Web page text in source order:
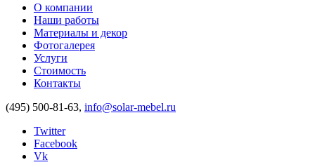
О компании
Наши работы
Материалы и декор
Фотогалерея
Услуги
Стоимость
Контакты
(495) 500-81-63, info@solar-mebel.ru
Twitter
Facebook
Vk